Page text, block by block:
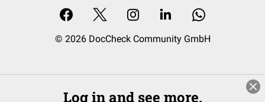
© 2026 DocCheck Community GmbH
Log in and see more.